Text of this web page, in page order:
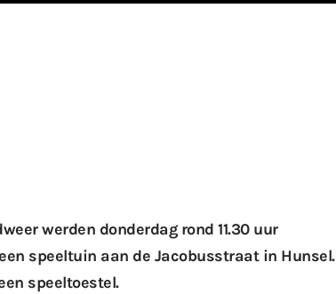
werden donderdag rond 11.30 uur
speeltuin aan de Jacobusstraat in Hunsel.
speeltoestel.